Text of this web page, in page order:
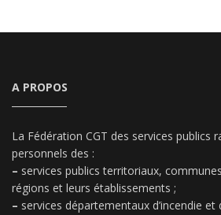
A PROPOS
La Fédération CGT des services publics
personnels des :
– services publics territoriaux,
régions et leurs établissements ;
– services départementaux d’incendie et